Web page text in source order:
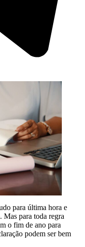
para última hora e
Mas para toda regra
o fim de ano para
podem ser bem